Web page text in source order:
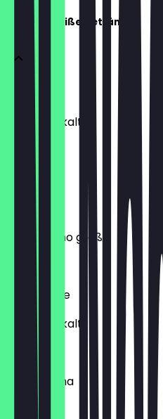
Kaffee & heiße Getränke
heiß oder kalt
1,50 €
2,20 €
Cappuccino groß
4,10 €
Schokolade
heiß oder kalt
3,90 €
Café Crema